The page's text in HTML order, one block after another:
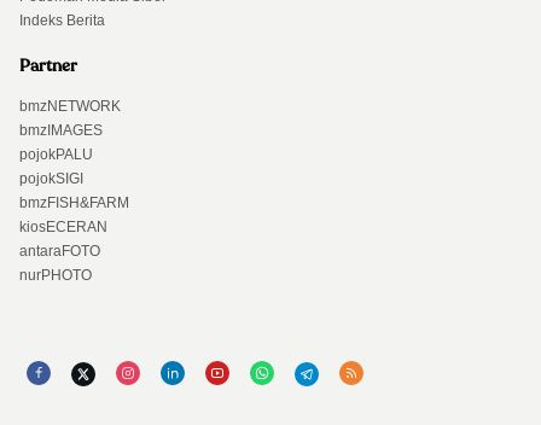
Indeks Berita
Partner
bmzNETWORK
bmzIMAGES
pojokPALU
pojokSIGI
bmzFISH&FARM
kiosECERAN
antaraFOTO
nurPHOTO